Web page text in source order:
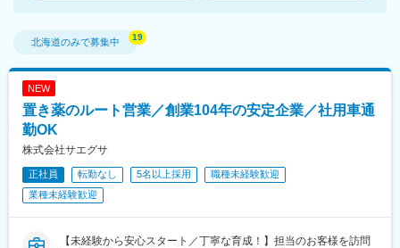
北海道のみで募集中
NEW
置き薬のルート営業／創業104年の安定企業／社用車通
勤OK
株式会社サエグサ
正社員 転勤なし 5名以上採用
職種未経験歓迎
業種未経験歓迎
【未経験から安心スタート／丁寧な育成！】担当のお客様を訪問